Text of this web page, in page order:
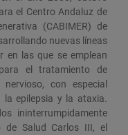
el Centro Andaluz de
(CABIMER) de
nuevas líneas
en las que se emplean
el tratamiento de
con especial
la epilepsia y la ataxia.
ininterrumpidamente
Salud Carlos III, el